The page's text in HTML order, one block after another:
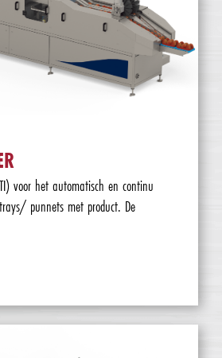
voor het automatisch en continu
punnets met product. De